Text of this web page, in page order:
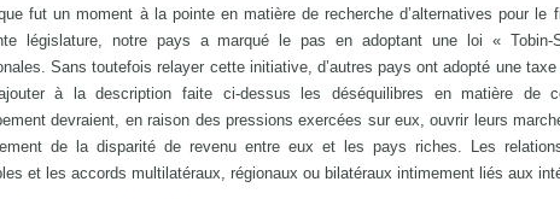
fut un moment à la pointe en matière de recherche d’alternatives pour le
législature, notre pays a marqué le pas en adoptant une loi « Tobin-
Sans toutefois relayer cette initiative, d’autres pays ont adopté une
à la description faite ci-dessus les déséquilibres en matière de
devraient, en raison des pressions exercées sur eux, ouvrir leurs
de la disparité de revenu entre eux et les pays riches. Les
et les accords multilatéraux, régionaux ou bilatéraux intimement liés aux